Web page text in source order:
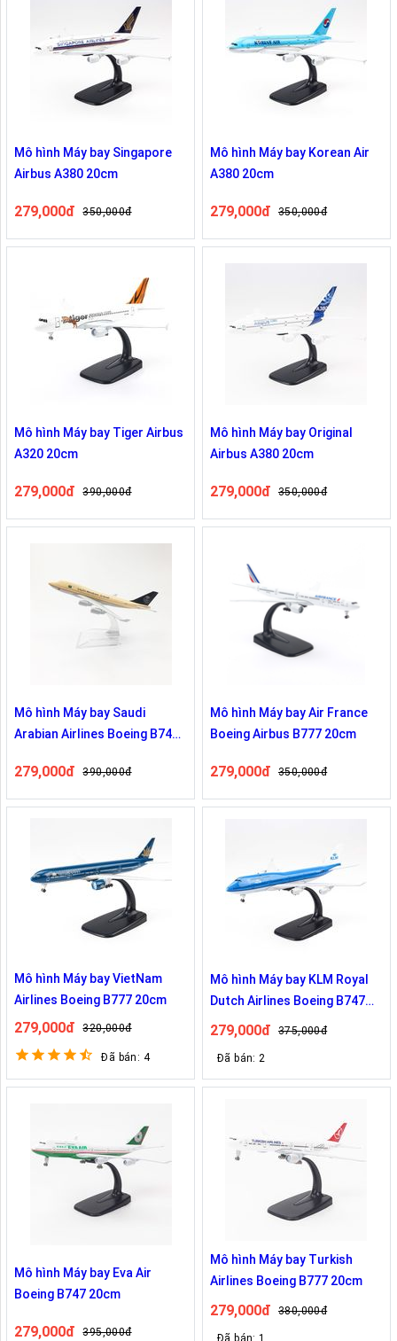
Mô hình Máy bay Singapore
Airbus A380 20cm
279,000đ 350,000đ
Mô hình Máy bay Korean Air
A380 20cm
279,000đ 350,000đ
Mô hình Máy bay Tiger Airbus
A320 20cm
279,000đ 390,000đ
Mô hình Máy bay Original
Airbus A380 20cm
279,000đ 350,000đ
Mô hình Máy bay Saudi
Arabian Airlines Boeing B747
279,000đ 390,000đ
Mô hình Máy bay Air France
Boeing Airbus B777 20cm
279,000đ 350,000đ
Mô hình Máy bay VietNam
Airlines Boeing B777 20cm
279,000đ 320,000đ
Đã bán: 4
Mô hình Máy bay KLM Royal
Dutch Airlines Boeing B747
20cm
279,000đ 375,000đ
Đã bán: 2
Mô hình Máy bay Eva Air
Boeing B747 20cm
279,000đ 395,000đ
Mô hình Máy bay Turkish
Airlines Boeing B777 20cm
279,000đ 380,000đ